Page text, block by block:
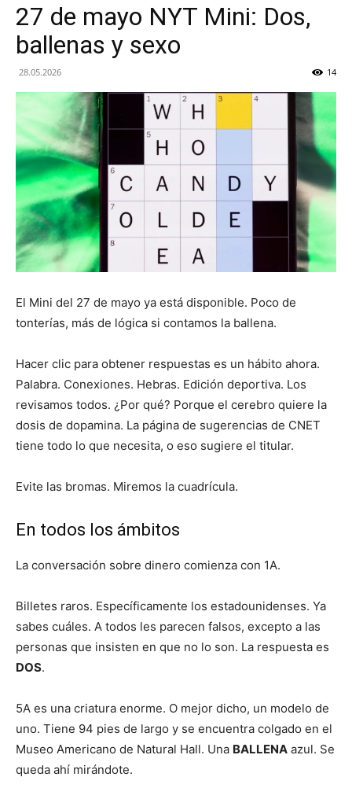
27 de mayo NYT Mini: Dos,
ballenas y sexo
28.05.2026 14
El Mini del 27 de mayo ya está disponible. Poco de
tonterías, más de lógica si contamos la ballena.
Hacer clic para obtener respuestas es un hábito ahora.
Palabra. Conexiones. Hebras. Edición deportiva. Los
revisamos todos. ¿Por qué? Porque el cerebro quiere la
dosis de dopamina. La página de sugerencias de CNET
tiene todo lo que necesita, o eso sugiere el titular.
Evite las bromas. Miremos la cuadrícula.
En todos los ámbitos
La conversación sobre dinero comienza con 1A.
Billetes raros. Específicamente los estadounidenses. Ya
sabes cuáles. A todos les parecen falsos, excepto a las
personas que insisten en que no lo son. La respuesta es
DOS.
5A es una criatura enorme. O mejor dicho, un modelo de
uno. Tiene 94 pies de largo y se encuentra colgado en el
Museo Americano de Natural Hall. Una BALLENA azul. Se
queda ahí mirándote.